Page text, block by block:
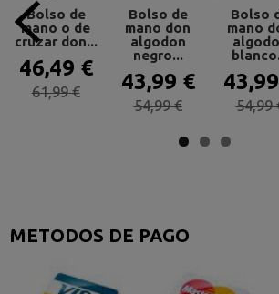
METODOS DE PAGO
Bolso de
mano o de
cruzar don...
46,49 €
61,99 €
Bolso de
mano don
algodon
negro...
43,99 €
54,99 €
Bolso
mano
54,99